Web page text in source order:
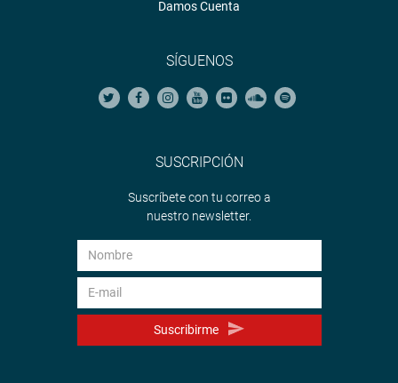
Damos Cuenta
SÍGUENOS
SUSCRIPCIÓN
Suscríbete con tu correo a
nuestro newsletter.
Suscribirme